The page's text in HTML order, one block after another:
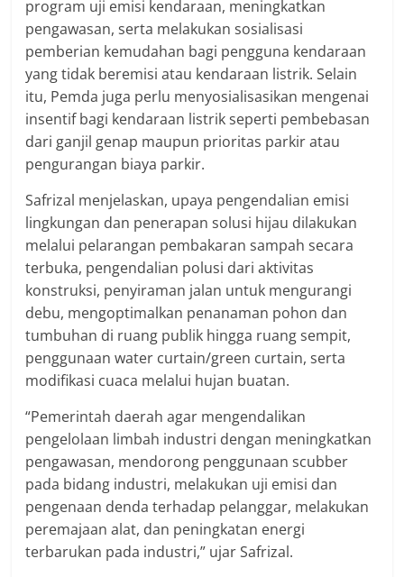
program uji emisi kendaraan, meningkatkan
pengawasan, serta melakukan sosialisasi
pemberian kemudahan bagi pengguna kendaraan
yang tidak beremisi atau kendaraan listrik. Selain
itu, Pemda juga perlu menyosialisasikan mengenai
insentif bagi kendaraan listrik seperti pembebasan
dari ganjil genap maupun prioritas parkir atau
pengurangan biaya parkir.
Safrizal menjelaskan, upaya pengendalian emisi
lingkungan dan penerapan solusi hijau dilakukan
melalui pelarangan pembakaran sampah secara
terbuka, pengendalian polusi dari aktivitas
konstruksi, penyiraman jalan untuk mengurangi
debu, mengoptimalkan penanaman pohon dan
tumbuhan di ruang publik hingga ruang sempit,
penggunaan water curtain/green curtain, serta
modifikasi cuaca melalui hujan buatan.
“Pemerintah daerah agar mengendalikan
pengelolaan limbah industri dengan meningkatkan
pengawasan, mendorong penggunaan scubber
pada bidang industri, melakukan uji emisi dan
pengenaan denda terhadap pelanggar, melakukan
peremajaan alat, dan peningkatan energi
terbarukan pada industri,” ujar Safrizal.